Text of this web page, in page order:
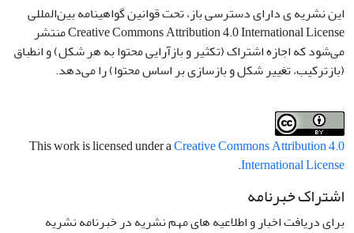
این نشریه ی دارای دسترسی باز، تحت قوانین گواهینامه بین‌المللی
Creative Commons Attribution 4.0 International License منتشر
می‌شود که اجازه اشتراک (تکثیر و بازآرایی محتوا به هر شکل) و انطباق
(بازترکیب، تغییر شکل و بازسازی بر اساس محتوا) را می‌دهد.
This work is licensed under aCreative Commons Attribution 4.0
International License
.
اشتراک خبرنامه
برای دریافت اخبار و اطلاعیه های مهم نشریه در خبرنامه نشریه